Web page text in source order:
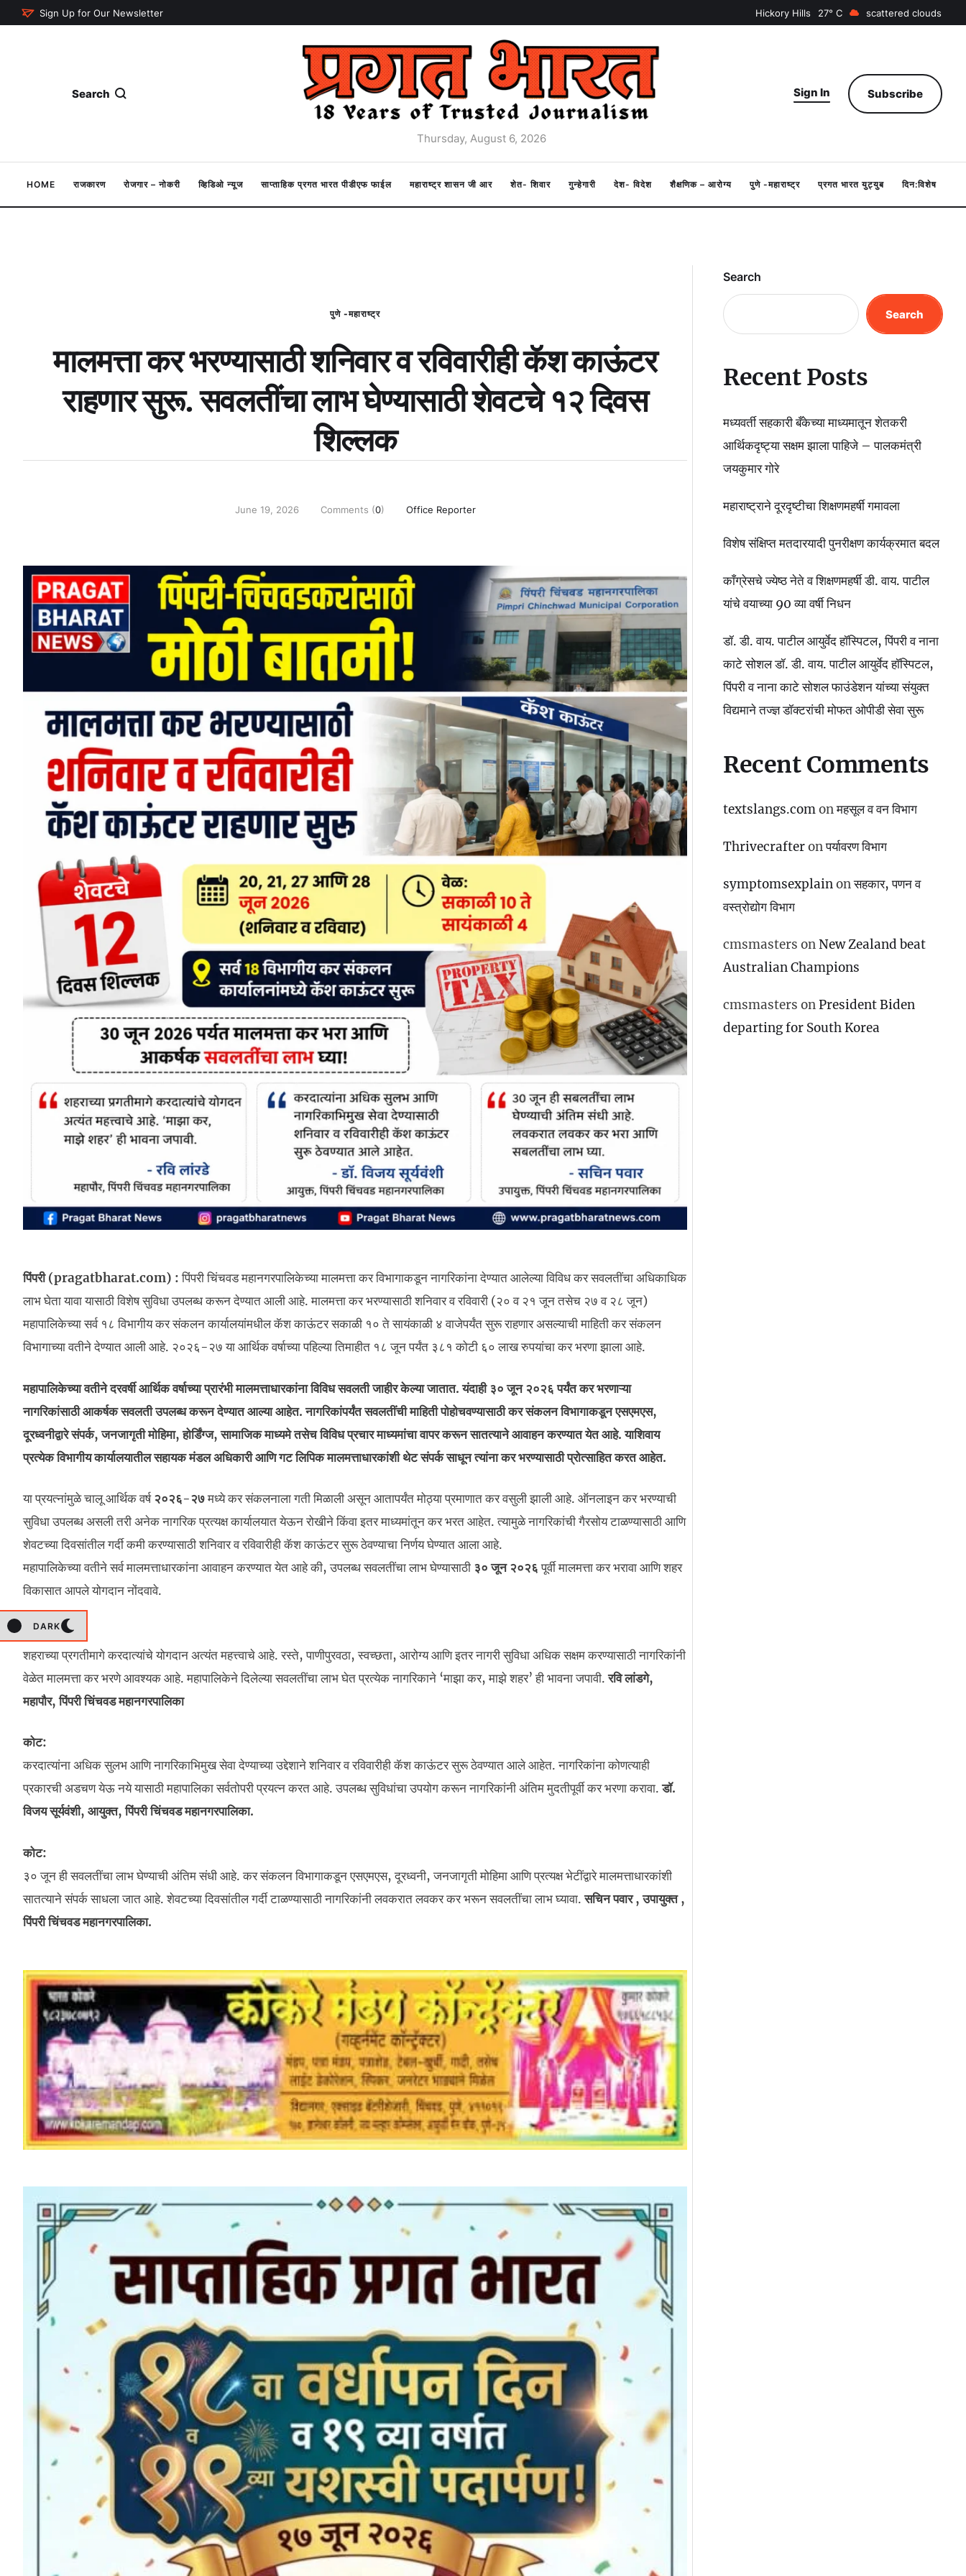
Sign Up for Our Newsletter Hickory Hills 27 scattered clouds
Search
Thursday, August 6, 2026
Sign In Subscribe
DARK
HOME राजकारण रोजगार – नोकरी व्हिडिओ न्यूज साप्ताहिक प्रगत भारत पीडीएफ फाईल महाराष्ट्र शासन जी आर शेत- शिवार गुन्हेगारी देश- विदेश शैक्षणिक – आरोग्य पुणे -महाराष्ट्र प्रगत भारत युट्युब दिन:विशेष
पुणे -महाराष्ट्र
मालमत्ता कर भरण्यासाठी शनिवार व रविवारीही कॅश काऊंटर
राहणार सुरू. सवलतींचा लाभ घेण्यासाठी शेवटचे १२ दिवस
शिल्लक
June 19, 2026 Comments (0) Office Reporter
पिंपरी (pragatbharat.com) :पिंपरी चिंचवड महानगरपालिकेच्या मालमत्ता कर विभागाकडून नागरिकांना देण्यात आलेल्या विविध कर सवलतींचा अधिकाधिक
लाभ घेता यावा यासाठी विशेष सुविधा उपलब्ध करून देण्यात आली आहे. मालमत्ता कर भरण्यासाठी शनिवार व रविवारी (२० व २१ जून तसेच २७ व २८ जून)
महापालिकेच्या सर्व १८ विभागीय कर संकलन कार्यालयांमधील कॅश काऊंटर सकाळी १० ते सायंकाळी ४ वाजेपर्यंत सुरू राहणार असल्याची माहिती कर संकलन
विभागाच्या वतीने देण्यात आली आहे. २०२६-२७ या आर्थिक वर्षाच्या पहिल्या तिमाहीत १८ जून पर्यंत ३८१ कोटी ६० लाख रुपयांचा कर भरणा झाला आहे.
महापालिकेच्या वतीने दरवर्षी आर्थिक वर्षाच्या प्रारंभी मालमत्ताधारकांना विविध सवलती जाहीर केल्या जातात. यंदाही ३० जून २०२६ पर्यंत कर भरणाऱ्या
नागरिकांसाठी आकर्षक सवलती उपलब्ध करून देण्यात आल्या आहेत. नागरिकांपर्यंत सवलतींची माहिती पोहोचवण्यासाठी कर संकलन विभागाकडून एसएमएस,
दूरध्वनीद्वारे संपर्क, जनजागृती मोहिमा, होर्डिंग्ज, सामाजिक माध्यमे तसेच विविध प्रचार माध्यमांचा वापर करून सातत्याने आवाहन करण्यात येत आहे. याशिवाय
प्रत्येक विभागीय कार्यालयातील सहायक मंडल अधिकारी आणि गट लिपिक मालमत्ताधारकांशी थेट संपर्क साधून त्यांना कर भरण्यासाठी प्रोत्साहित करत आहेत.
या प्रयत्नांमुळे चालू आर्थिक वर्ष२०२६-२७मध्ये कर संकलनाला गती मिळाली असून आतापर्यंत मोठ्या प्रमाणात कर वसुली झाली आहे. ऑनलाइन कर भरण्याची
सुविधा उपलब्ध असली तरी अनेक नागरिक प्रत्यक्ष कार्यालयात येऊन रोखीने किंवा इतर माध्यमांतून कर भरत आहेत. त्यामुळे नागरिकांची गैरसोय टाळण्यासाठी आणि
शेवटच्या दिवसांतील गर्दी कमी करण्यासाठी शनिवार व रविवारीही कॅश काऊंटर सुरू ठेवण्याचा निर्णय घेण्यात आला आहे.
महापालिकेच्या वतीने सर्व मालमत्ताधारकांना आवाहन करण्यात येत आहे की, उपलब्ध सवलतींचा लाभ घेण्यासाठी ३० जून २०२६पूर्वी मालमत्ता कर भरावा आणि शहर
विकासात आपले योगदान नोंदवावे.
कोट:
शहराच्या प्रगतीमागे करदात्यांचे योगदान अत्यंत महत्त्वाचे आहे. रस्ते, पाणीपुरवठा, स्वच्छता, आरोग्य आणि इतर नागरी सुविधा अधिक सक्षम करण्यासाठी नागरिकांनी
वेळेत मालमत्ता कर भरणे आवश्यक आहे. महापालिकेने दिलेल्या सवलतींचा लाभ घेत प्रत्येक नागरिकाने ‘माझा कर, माझे शहर’ ही भावना जपावी.रवि लांडगे,
महापौर, पिंपरी चिंचवड महानगरपालिका
कोट:
करदात्यांना अधिक सुलभ आणि नागरिकाभिमुख सेवा देण्याच्या उद्देशाने शनिवार व रविवारीही कॅश काऊंटर सुरू ठेवण्यात आले आहेत. नागरिकांना कोणत्याही
प्रकारची अडचण येऊ नये यासाठी महापालिका सर्वतोपरी प्रयत्न करत आहे. उपलब्ध सुविधांचा उपयोग करून नागरिकांनी अंतिम मुदतीपूर्वी कर भरणा करावा.डॉ.
विजय सूर्यवंशी, आयुक्त, पिंपरी चिंचवड महानगरपालिका.
कोट:
३० जून ही सवलतींचा लाभ घेण्याची अंतिम संधी आहे. कर संकलन विभागाकडून एसएमएस, दूरध्वनी, जनजागृती मोहिमा आणि प्रत्यक्ष भेटींद्वारे मालमत्ताधारकांशी
सातत्याने संपर्क साधला जात आहे. शेवटच्या दिवसांतील गर्दी टाळण्यासाठी नागरिकांनी लवकरात लवकर कर भरून सवलतींचा लाभ घ्यावा.सचिन पवार , उपायुक्त ,
पिंपरी चिंचवड महानगरपालिका.
Search
Search
Recent Posts
मध्यवर्ती सहकारी बँकेच्या माध्यमातून शेतकरी
आर्थिकदृष्ट्या सक्षम झाला पाहिजे – पालकमंत्री
जयकुमार गोरे
महाराष्ट्राने दूरदृष्टीचा शिक्षणमहर्षी गमावला
विशेष संक्षिप्त मतदारयादी पुनरीक्षण कार्यक्रमात बदल
काँग्रेसचे ज्येष्ठ नेते व शिक्षणमहर्षी डी. वाय. पाटील
यांचे वयाच्या 90 व्या वर्षी निधन
डॉ. डी. वाय. पाटील आयुर्वेद हॉस्पिटल, पिंपरी व नाना
काटे सोशल डॉ. डी. वाय. पाटील आयुर्वेद हॉस्पिटल,
पिंपरी व नाना काटे सोशल फाउंडेशन यांच्या संयुक्त
विद्यमाने तज्ज्ञ डॉक्टरांची मोफत ओपीडी सेवा सुरू
Recent Comments
textslangs.comonमहसूल व वन विभाग
Thrivecrafteronपर्यावरण विभाग
symptomsexplainonसहकार, पणन व
वस्‍त्रोद्योग विभाग
cmsmasters onNew Zealand beat
Australian Champions
cmsmasters onPresident Biden
departing for South Korea